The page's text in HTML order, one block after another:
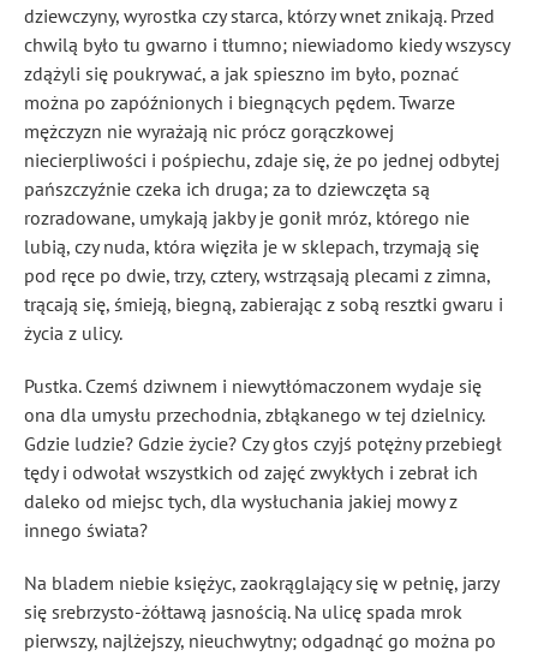
dziewczyny, wyrostka czy starca, którzy wnet znikają. Przed
chwilą było tu gwarno i tłumno; niewiadomo kiedy wszyscy
zdążyli się poukrywać, a jak spieszno im było, poznać
można po zapóźnionych i biegnących pędem. Twarze
mężczyzn nie wyrażają nic prócz gorączkowej
niecierpliwości i pośpiechu, zdaje się, że po jednej odbytej
pańszczyźnie czeka ich druga; za to dziewczęta są
rozradowane, umykają jakby je gonił mróz, którego nie
lubią, czy nuda, która więziła je w sklepach, trzymają się
pod ręce po dwie, trzy, cztery, wstrząsają plecami z zimna,
trącają się, śmieją, biegną, zabierając z sobą resztki gwaru i
życia z ulicy.
Pustka. Czemś dziwnem i niewytłómaczonem wydaje się
ona dla umysłu przechodnia, zbłąkanego w tej dzielnicy.
Gdzie ludzie? Gdzie życie? Czy głos czyjś potężny przebiegł
tędy i odwołał wszystkich od zajęć zwykłych i zebrał ich
daleko od miejsc tych, dla wysłuchania jakiej mowy z
innego świata?
Na bladem niebie księżyc, zaokrąglający się w pełnię, jarzy
się srebrzysto-żółtawą jasnością. Na ulicę spada mrok
pierwszy, najlżejszy, nieuchwytny; odgadnąć go można po